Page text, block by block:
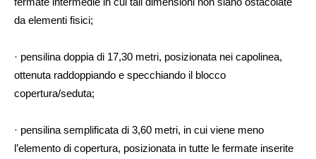
da elementi fisici;
· pensilina doppia di 17,30 metri, posizionata nei capolinea,
ottenuta raddoppiando e specchiando il blocco
copertura/seduta;
· pensilina semplificata di 3,60 metri, in cui viene meno
l’elemento di copertura, posizionata in tutte le fermate inserite